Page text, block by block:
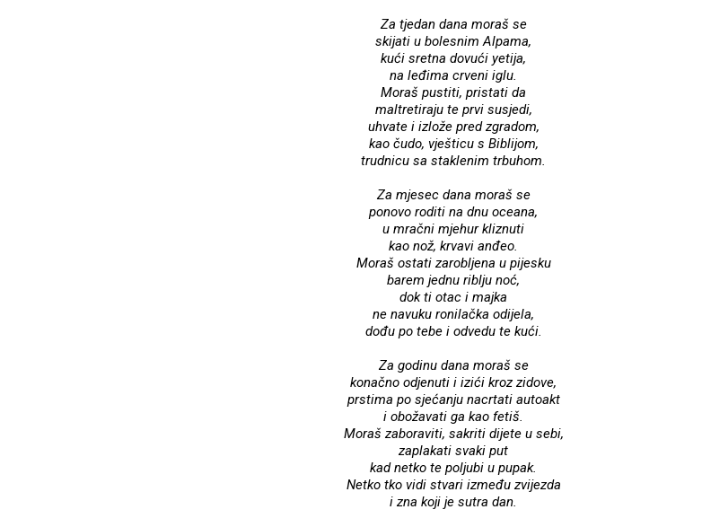
Za tjedan dana moraš se
skijati u bolesnim Alpama,
kući sretna dovući yetija,
na leđima crveni iglu.
Moraš pustiti, pristati da
maltretiraju te prvi susjedi,
uhvate i izlože pred zgradom,
kao čudo, vješticu s Biblijom,
trudnicu sa staklenim trbuhom.
Za mjesec dana moraš se
ponovo roditi na dnu oceana,
u mračni mjehur kliznuti
kao nož, krvavi anđeo.
Moraš ostati zarobljena u pijesku
barem jednu riblju noć,
dok ti otac i majka
ne navuku ronilačka odijela,
dođu po tebe i odvedu te kući.
Za godinu dana moraš se
konačno odjenuti i izići kroz zidove,
prstima po sjećanju nacrtati autoakt
i obožavati ga kao fetiš.
Moraš zaboraviti, sakriti dijete u sebi,
zaplakati svaki put
kad netko te poljubi u pupak.
Netko tko vidi stvari između zvijezda
i zna koji je sutra dan.